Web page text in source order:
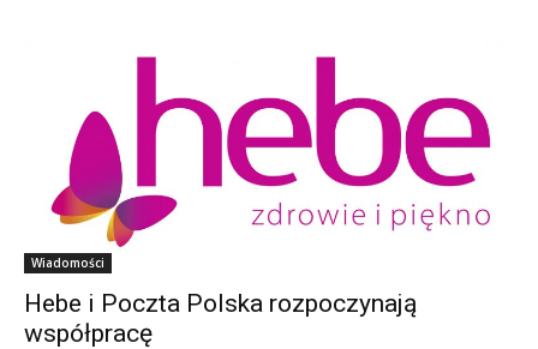
Wiadomości
Hebe i Poczta Polska rozpoczynają
współpracę